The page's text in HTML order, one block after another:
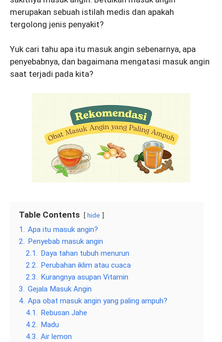
merupakan sebuah istilah medis dan apakah
tergolong jenis penyakit?
Yuk cari tahu apa itu masuk angin sebenarnya, apa
penyebabnya, dan bagaimana mengatasi masuk angin
saat terjadi pada kita?
Table Contents hide
1.
Apa itu masuk angin?
2.
Penyebab masuk angin
2.1.
Daya tahan tubuh menurun
2.2.
Perubahan iklim atau cuaca
2.3.
Kurangnya asupan Vitamin
3.
Gejala Masuk Angin
4. Apa obat masuk angin yang paling ampuh?
4.1.
Rebusan Jahe
4.2.
Madu
4.3.
Air lemon